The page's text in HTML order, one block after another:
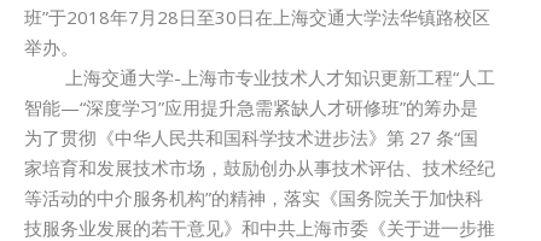
班”于2018年7月28日至30日在上海交通大学法华镇路校区
举办。
上海交通大学-上海市专业技术人才知识更新工程“人工
智能—“深度学习”应用提升急需紧缺人才研修班”的筹办是
为了贯彻《中华人民共和国科学技术进步法》第 27 条“国
家培育和发展技术市场，鼓励创办从事技术评估、技术经纪
等活动的中介服务机构”的精神，落实《国务院关于加快科
技服务业发展的若干意见》和中共上海市委《关于进一步推